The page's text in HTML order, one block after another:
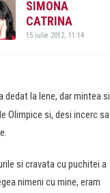
SIMONA
CATRINA
15 iulie 2012, 11:14
la lene, dar mintea si
Olimpice si, desi incerc sa
si cravata cu puchitei a
nimeni cu mine, eram